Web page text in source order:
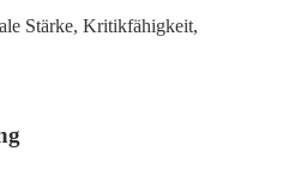
Stärke, Kritikfähigkeit,